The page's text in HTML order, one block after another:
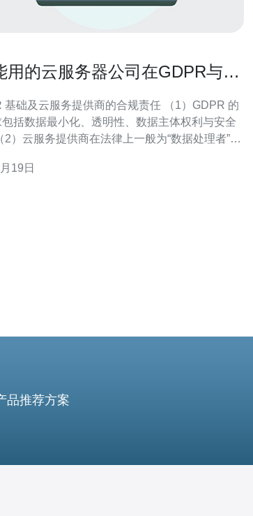
用的云服务器公司在GDPR与数
基础及云服务提供商的合规责任 （1）GDPR 的
括数据最小化、透明性、数据主体权利与安全
2）云服务提供商在法律上一般为“数据处理者”
签署数据处理协议（DPA），明确子处理器
19日
品推荐方案